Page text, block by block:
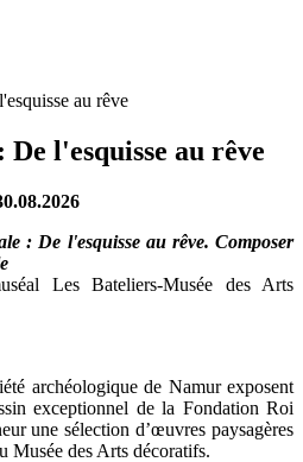
au rêve
l'esquisse au rêve
: De l'esquisse au rêve. Composer
Les Bateliers-Musée des Arts
archéologique de Namur exposent
exceptionnel de la Fondation Roi
une sélection d’œuvres paysagères
Musée des Arts décoratifs.